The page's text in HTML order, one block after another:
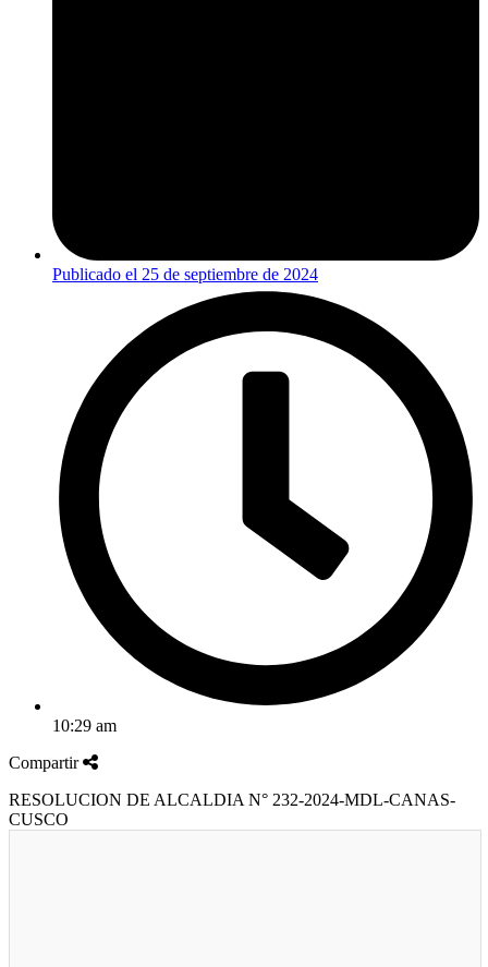
Publicado el 25 de septiembre de 2024
10:29 am
Compartir
RESOLUCION DE ALCALDIA N° 232-2024-MDL-CANAS-
CUSCO